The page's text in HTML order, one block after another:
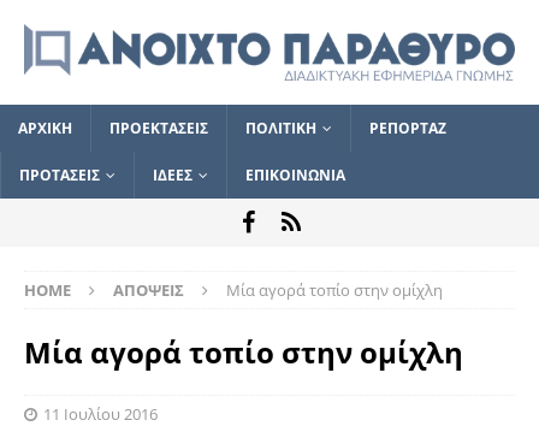
ΑΡΧΙΚΗ ΠΡΟΕΚΤΑΣΕΙΣ ΠΟΛΙΤΙΚΗ ΡΕΠΟΡΤΑΖ
ΠΡΟΤΑΣΕΙΣ ΙΔΕΕΣ ΕΠΙΚΟΙΝΩΝΙΑ
HOME ΑΠΟΨΕΙΣ Μία αγορά τοπίο στην ομίχλη
Μία αγορά τοπίο στην ομίχλη
11 Ιουλίου 2016